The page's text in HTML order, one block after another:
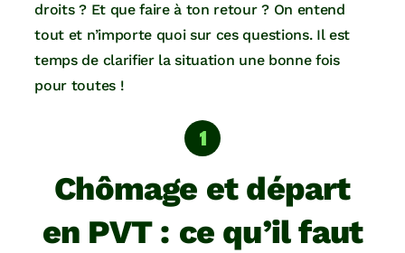
droits ? Et que faire à ton retour ? On entend
tout et n’importe quoi sur ces questions. Il est
temps de clarifier la situation une bonne fois
pour toutes !
Chômage et départ
en PVT : ce qu’il faut